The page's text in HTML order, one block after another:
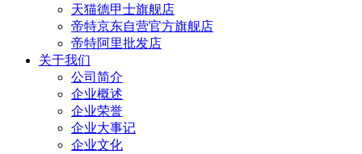
天猫德甲士旗舰店
帝特京东自营官方旗舰店
帝特阿里批发店
关于我们
公司简介
企业概述
企业荣誉
企业大事记
企业文化